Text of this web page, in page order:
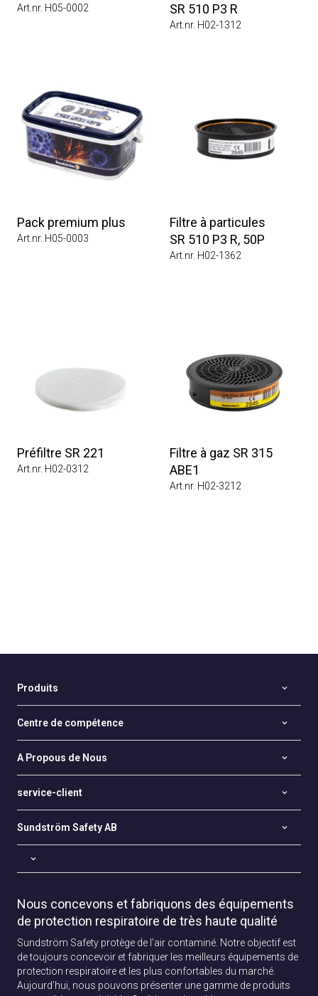
Art.nr. H05-0002
SR 510 P3 R
Art.nr. H02-1312
Pack premium plus
Art.nr. H05-0003
Filtre à particules
SR 510 P3 R, 50P
Art.nr. H02-1362
Préfiltre SR 221
Art.nr. H02-0312
Filtre à gaz SR 315
ABE1
Art.nr. H02-3212
Produits
Centre de compétence
A Propous de Nous
service-client
Sundström Safety AB
Nous concevons et fabriquons des équipements
de protection respiratoire de très haute qualité
Sundström Safety protège de l’air contaminé. Notre objectif est
de toujours concevoir et fabriquer les meilleurs équipements de
protection respiratoire et les plus confortables du marché.
Aujourd’hui, nous pouvons présenter une gamme de produits